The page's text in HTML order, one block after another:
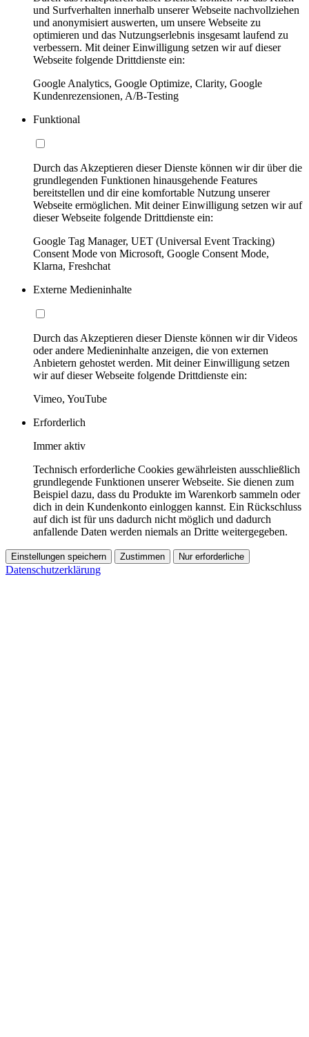
und Surfverhalten innerhalb unserer Webseite nachvollziehen
und anonymisiert auswerten, um unsere Webseite zu
optimieren und das Nutzungserlebnis insgesamt laufend zu
verbessern. Mit deiner Einwilligung setzen wir auf dieser
Webseite folgende Drittdienste ein:
Google Analytics, Google Optimize, Clarity, Google
Kundenrezensionen, A/B-Testing
Funktional
Durch das Akzeptieren dieser Dienste können wir dir über die
grundlegenden Funktionen hinausgehende Features
bereitstellen und dir eine komfortable Nutzung unserer
Webseite ermöglichen. Mit deiner Einwilligung setzen wir auf
dieser Webseite folgende Drittdienste ein:
Google Tag Manager, UET (Universal Event Tracking)
Consent Mode von Microsoft, Google Consent Mode,
Klarna, Freshchat
Externe Medieninhalte
Durch das Akzeptieren dieser Dienste können wir dir Videos
oder andere Medieninhalte anzeigen, die von externen
Anbietern gehostet werden. Mit deiner Einwilligung setzen
wir auf dieser Webseite folgende Drittdienste ein:
Vimeo, YouTube
Erforderlich
Immer aktiv
Technisch erforderliche Cookies gewährleisten ausschließlich
grundlegende Funktionen unserer Webseite. Sie dienen zum
Beispiel dazu, dass du Produkte im Warenkorb sammeln oder
dich in dein Kundenkonto einloggen kannst. Ein Rückschluss
auf dich ist für uns dadurch nicht möglich und dadurch
anfallende Daten werden niemals an Dritte weitergegeben.
Einstellungen speichern Zustimmen Nur erforderliche
Datenschutzerklärung